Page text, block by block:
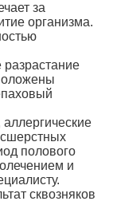
за
организма.
разрастание
полового
и
сквозняков